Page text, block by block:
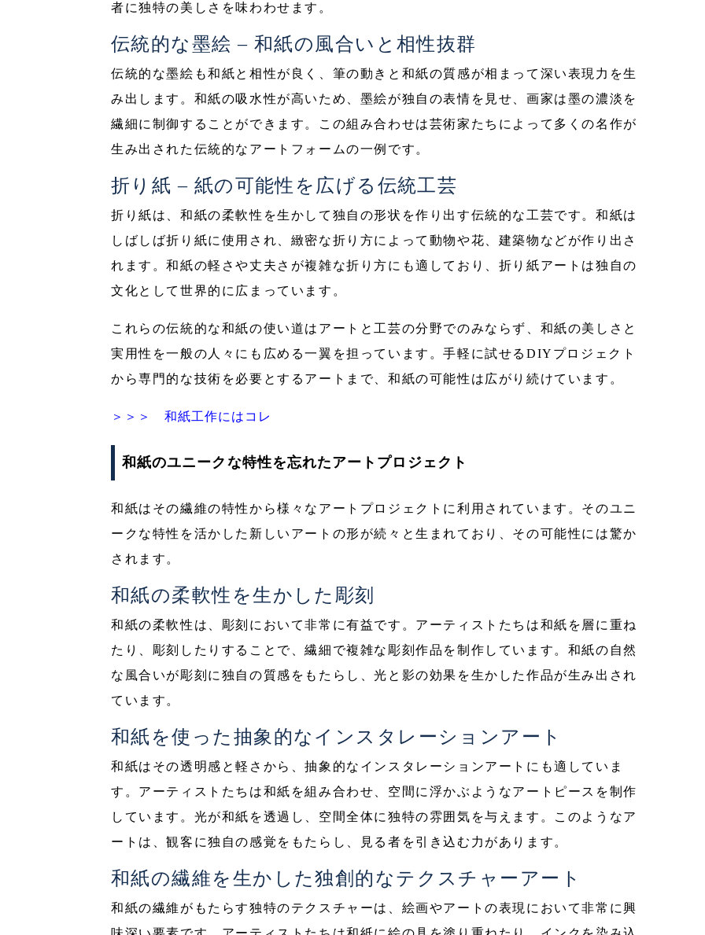
者に独特の美しさを味わわせます。
伝統的な墨絵 – 和紙の風合いと相性抜群
伝統的な墨絵も和紙と相性が良く、筆の動きと和紙の質感が相まって深い表現力を生
み出します。和紙の吸水性が高いため、墨絵が独自の表情を見せ、画家は墨の濃淡を
繊細に制御することができます。この組み合わせは芸術家たちによって多くの名作が
生み出された伝統的なアートフォームの一例です。
折り紙 – 紙の可能性を広げる伝統工芸
折り紙は、和紙の柔軟性を生かして独自の形状を作り出す伝統的な工芸です。和紙は
しばしば折り紙に使用され、緻密な折り方によって動物や花、建築物などが作り出さ
れます。和紙の軽さや丈夫さが複雑な折り方にも適しており、折り紙アートは独自の
文化として世界的に広まっています。
これらの伝統的な和紙の使い道はアートと工芸の分野でのみならず、和紙の美しさと
実用性を一般の人々にも広める一翼を担っています。手軽に試せるDIYプロジェクト
から専門的な技術を必要とするアートまで、和紙の可能性は広がり続けています。
＞＞＞ 和紙工作にはコレ
和紙のユニークな特性を忘れたアートプロジェクト
和紙はその繊維の特性から様々なアートプロジェクトに利用されています。そのユニ
ークな特性を活かした新しいアートの形が続々と生まれており、その可能性には驚か
されます。
和紙の柔軟性を生かした彫刻
和紙の柔軟性は、彫刻において非常に有益です。アーティストたちは和紙を層に重ね
たり、彫刻したりすることで、繊細で複雑な彫刻作品を制作しています。和紙の自然
な風合いが彫刻に独自の質感をもたらし、光と影の効果を生かした作品が生み出され
ています。
和紙を使った抽象的なインスタレーションアート
和紙はその透明感と軽さから、抽象的なインスタレーションアートにも適していま
す。アーティストたちは和紙を組み合わせ、空間に浮かぶようなアートピースを制作
しています。光が和紙を透過し、空間全体に独特の雰囲気を与えます。このようなア
ートは、観客に独自の感覚をもたらし、見る者を引き込む力があります。
和紙の繊維を生かした独創的なテクスチャーアート
和紙の繊維がもたらす独特のテクスチャーは、絵画やアートの表現において非常に興